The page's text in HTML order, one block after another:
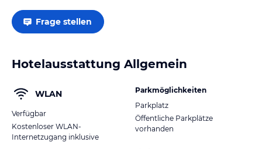
Frage stellen
Hotelausstattung Allgemein
WLAN
Verfügbar
Kostenloser WLAN-
Internetzugang inklusive
Parkmöglichkeiten
Parkplatz
Öffentliche Parkplätze
vorhanden